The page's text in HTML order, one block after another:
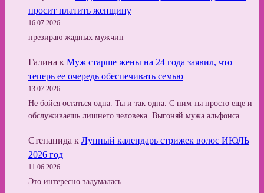
просит платить женщину
16.07.2026
презираю жадных мужчин
Галина к Муж старше жены на 24 года заявил, что
теперь ее очередь обеспечивать семью
13.07.2026
Не бойся остаться одна. Ты и так одна. С ним ты просто еще и
обслуживаешь лишнего человека. Выгоняй мужа альфонса…
Степанида к Лунный календарь стрижек волос ИЮЛЬ
2026 год
11.06.2026
Это интересно задумалась